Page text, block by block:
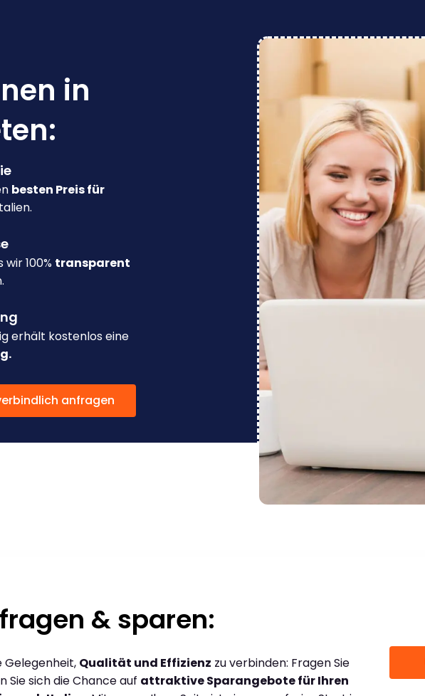
in
besten Preis für
wir 100% transparent
erhält kostenlos eine
anfragen
& sparen:
Gelegenheit, Qualität und Effizienz zu verbinden: Fragen Sie
Sie sich die Chance auf attraktive Sparangebote für Ihren